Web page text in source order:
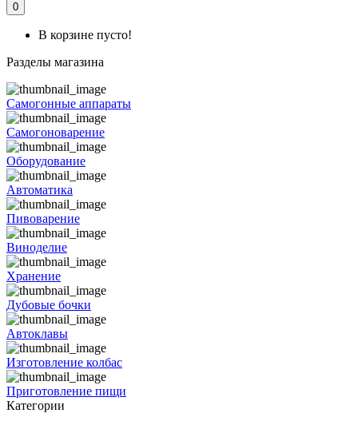
0
В корзине пусто!
Разделы магазина
Самогонные аппараты
Самогоноварение
Оборудование
Автоматика
Пивоварение
Виноделие
Хранение
Дубовые бочки
Автоклавы
Изготовление колбас
Приготовление пищи
Категории